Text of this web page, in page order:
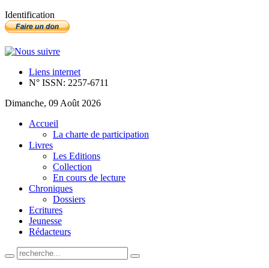
Identification
Liens internet
N° ISSN: 2257-6711
Dimanche, 09 Août 2026
Accueil
La charte de participation
Livres
Les Editions
Collection
En cours de lecture
Chroniques
Dossiers
Ecritures
Jeunesse
Rédacteurs